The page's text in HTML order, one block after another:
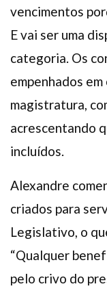
vencimentos
E vai ser uma
categoria. Os
empenhados
magistratura,
acrescentando
incluídos.
Alexandre
criados para
Legislativo, o
“Qualquer
pelo crivo do